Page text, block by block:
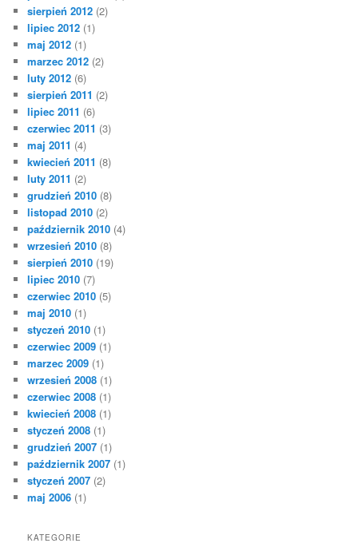
sierpień 2012 (2)
lipiec 2012 (1)
maj 2012 (1)
marzec 2012 (2)
luty 2012 (6)
sierpień 2011 (2)
lipiec 2011 (6)
czerwiec 2011 (3)
maj 2011 (4)
kwiecień 2011 (8)
luty 2011 (2)
grudzień 2010 (8)
listopad 2010 (2)
październik 2010 (4)
wrzesień 2010 (8)
sierpień 2010 (19)
lipiec 2010 (7)
czerwiec 2010 (5)
maj 2010 (1)
styczeń 2010 (1)
czerwiec 2009 (1)
marzec 2009 (1)
wrzesień 2008 (1)
czerwiec 2008 (1)
kwiecień 2008 (1)
styczeń 2008 (1)
grudzień 2007 (1)
październik 2007 (1)
styczeń 2007 (2)
maj 2006 (1)
KATEGORIE